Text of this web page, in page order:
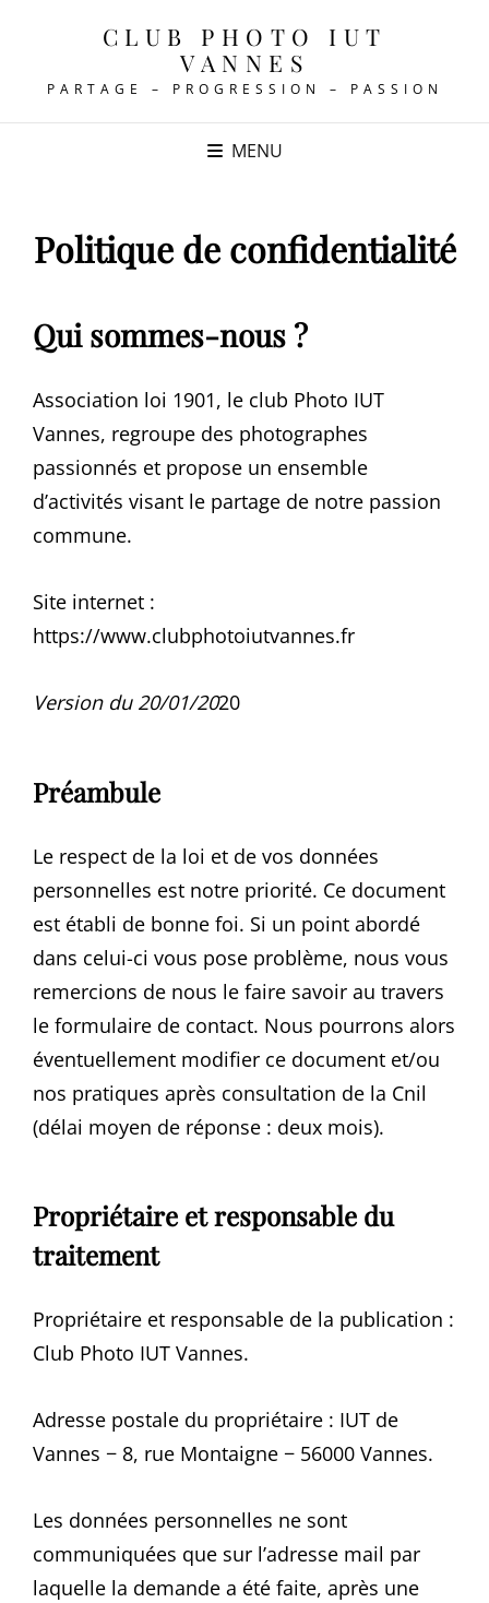
CLUB PHOTO IUT
VANNES
PARTAGE – PROGRESSION – PASSION
MENU
Politique de confidentialité
Qui sommes-nous ?
Association loi 1901, le club Photo IUT
Vannes, regroupe des photographes
passionnés et propose un ensemble
d’activités visant le partage de notre passion
commune.
Site internet :
https://www.clubphotoiutvannes.fr
Version du 20/01/2020
Préambule
Le respect de la loi et de vos données
personnelles est notre priorité. Ce document
est établi de bonne foi. Si un point abordé
dans celui-ci vous pose problème, nous vous
remercions de nous le faire savoir au travers
le formulaire de contact. Nous pourrons alors
éventuellement modifier ce document et/ou
nos pratiques après consultation de la Cnil
(délai moyen de réponse : deux mois).
Propriétaire et responsable du
traitement
Propriétaire et responsable de la publication :
Club Photo IUT Vannes.
Adresse postale du propriétaire : IUT de
Vannes − 8, rue Montaigne − 56000 Vannes.
Les données personnelles ne sont
communiquées que sur l’adresse mail par
laquelle la demande a été faite, après une